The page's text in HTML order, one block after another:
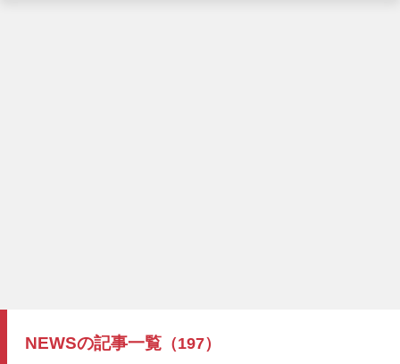
NEWSの記事一覧 （197）